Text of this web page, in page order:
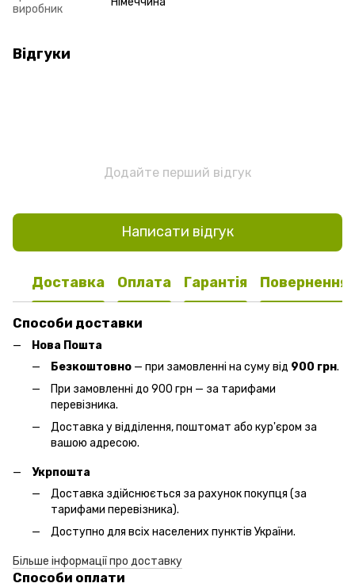
виробник
Відгуки
Додайте перший відгук
Написати відгук
Доставка Оплата Гарантія Повернення
Способи доставки
Нова Пошта
Безкоштовно — при замовленні на суму від 900 грн.
При замовленні до 900 грн — за тарифами
перевізника.
Доставка у відділення, поштомат або кур'єром за
вашою адресою.
Укрпошта
Доставка здійснюється за рахунок покупця (за
тарифами перевізника).
Доступно для всіх населених пунктів України.
Більше інформації про доставку
Способи оплати